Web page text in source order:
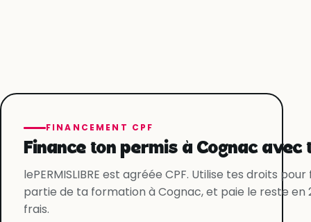
FINANCEMENT CPF
Finance ton permis à Cognac avec
lePERMISLIBRE est agréée CPF. Utilise tes droits
partie de ta formation à Cognac, et paie le reste en
frais.